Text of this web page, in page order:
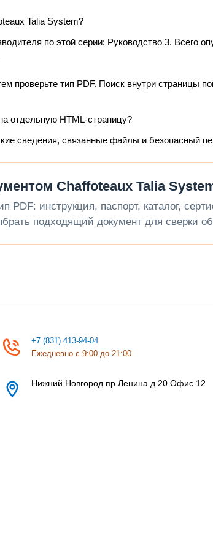
Talia System?
по этой серии: Руководство 3. Всего
проверьте тип PDF. Поиск внутри страницы
отдельную HTML-страницу?
сведения, связанные файлы и безопасный
Chaffoteaux Talia
PDF: инструкция, паспорт, каталог,
подходящий документ для сверки
+7 (831) 413-94-04
Ежедневно с 9:00 до 21:00
Нижний Новгород пр.Ленина д.20 Офис 12